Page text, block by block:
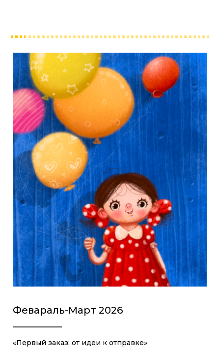
Февараль-Март 2026
«Первый заказ: от идеи к отправке»